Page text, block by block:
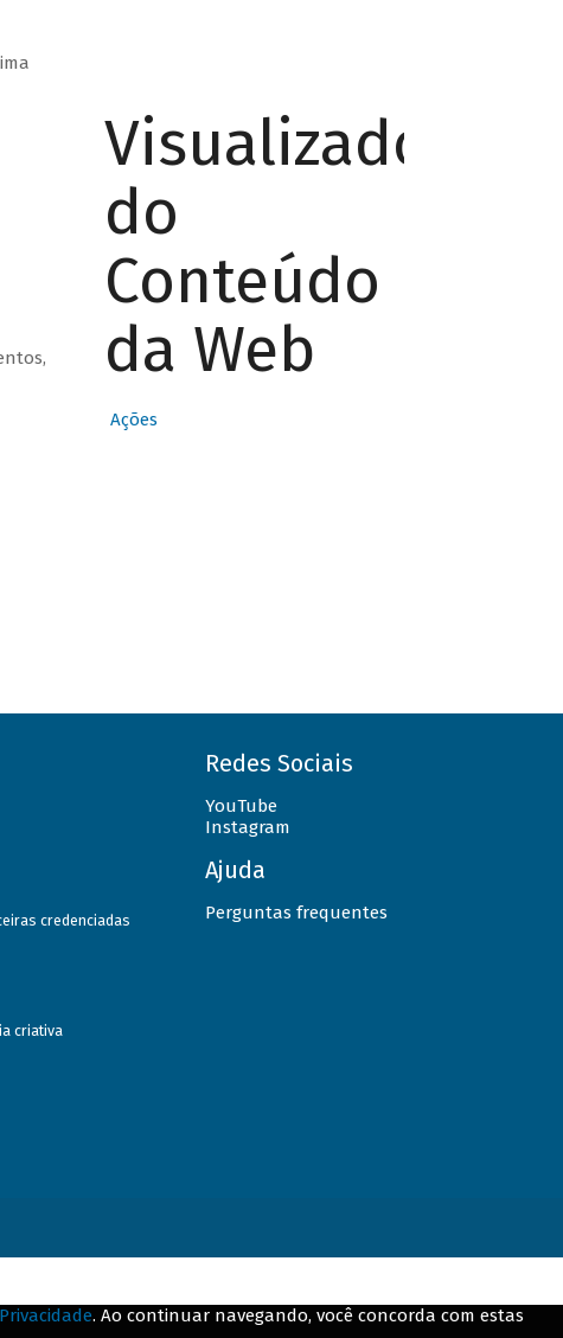
Visualizador
do
Conteúdo
da Web
Ações
credenciadas
criativa
Redes Sociais
YouTube
Instagram
Ajuda
Perguntas frequentes
. Ao continuar navegando, você concorda com estas